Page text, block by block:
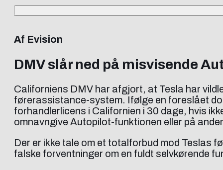
Af Evision
DMV slår ned på misvisende
Californiens DMV har afgjort, at Tesla har
førerassistance-system. Ifølge en foreslået
forhandlerlicens i Californien i 30 dage, hvis
omnavngive Autopilot-funktionen eller på
Der er ikke tale om et totalforbud mod Teslas
falske forventninger om en fuldt selvkørende